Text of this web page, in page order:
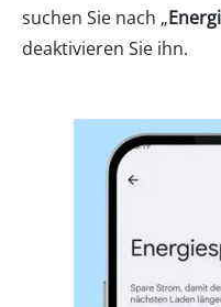
suchen Sie nach „
deaktivieren Sie ihn.